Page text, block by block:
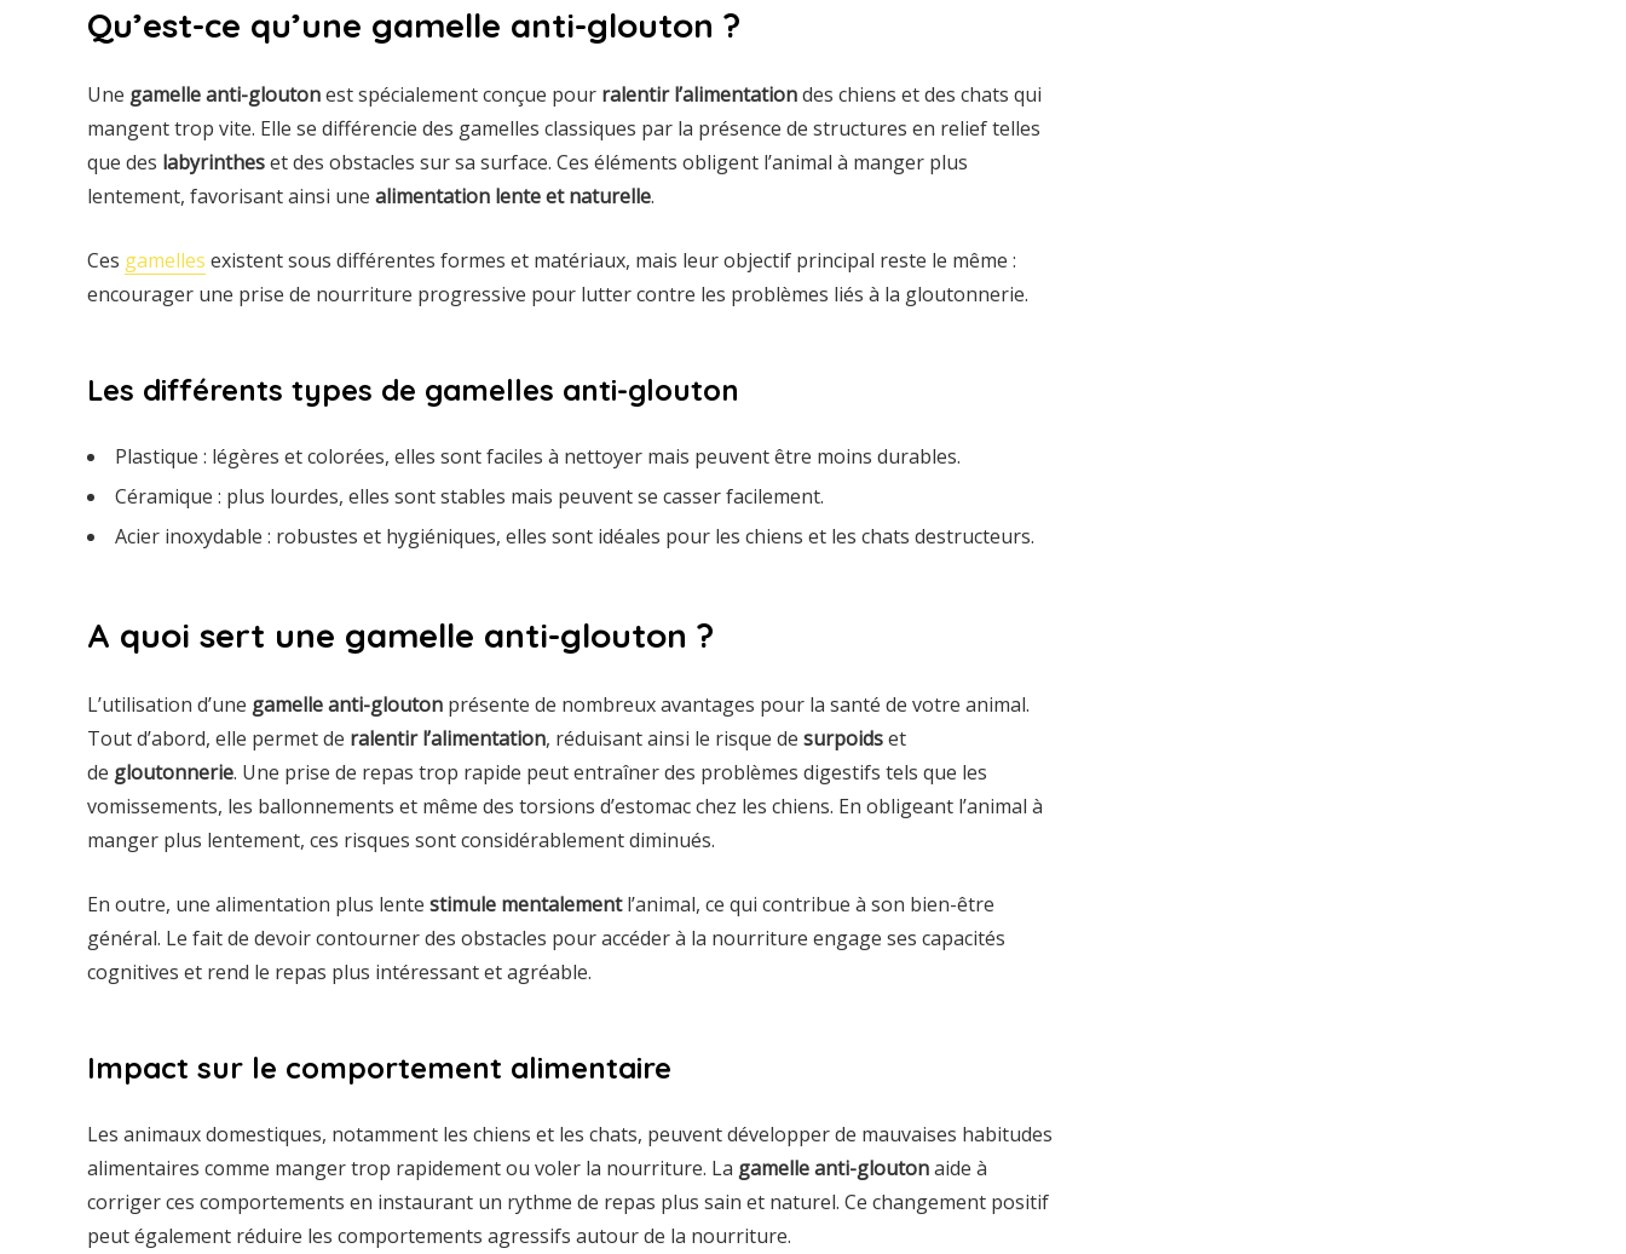
Qu’est-ce qu’une gamelle anti-glouton ?
Une gamelle anti-gloutonest spécialement conçue pour ralentir l’alimentationdes chiens et des chats qui
mangent trop vite. Elle se différencie des gamelles classiques par la présence de structures en relief telles
que des labyrintheset des obstacles sur sa surface. Ces éléments obligent l’animal à manger plus
lentement, favorisant ainsi une alimentation lente et naturelle.
Ces gamelles existent sous différentes formes et matériaux, mais leur objectif principal reste le même :
encourager une prise de nourriture progressive pour lutter contre les problèmes liés à la gloutonnerie.
Les différents types de gamelles anti-glouton
Plastique : légères et colorées, elles sont faciles à nettoyer mais peuvent être moins durables.
Céramique : plus lourdes, elles sont stables mais peuvent se casser facilement.
Acier inoxydable : robustes et hygiéniques, elles sont idéales pour les chiens et les chats destructeurs.
A quoi sert une gamelle anti-glouton ?
L’utilisation d’une gamelle anti-glouton présente de nombreux avantages pour la santé de votre animal.
Tout d’abord, elle permet de ralentir l’alimentation, réduisant ainsi le risque de surpoidset
de gloutonnerie. Une prise de repas trop rapide peut entraîner des problèmes digestifs tels que les
vomissements, les ballonnements et même des torsions d’estomac chez les chiens. En obligeant l’animal à
manger plus lentement, ces risques sont considérablement diminués.
En outre, une alimentation plus lente stimule mentalementl’animal, ce qui contribue à son bien-être
général. Le fait de devoir contourner des obstacles pour accéder à la nourriture engage ses capacités
cognitives et rend le repas plus intéressant et agréable.
Impact sur le comportement alimentaire
Les animaux domestiques, notamment les chiens et les chats, peuvent développer de mauvaises habitudes
alimentaires comme manger trop rapidement ou voler la nourriture. La gamelle anti-gloutonaide à
corriger ces comportements en instaurant un rythme de repas plus sain et naturel. Ce changement positif
peut également réduire les comportements agressifs autour de la nourriture.